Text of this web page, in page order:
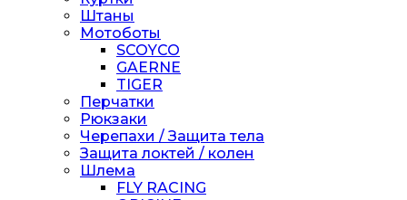
Штаны
Мотоботы
SCOYCO
GAERNE
TIGER
Перчатки
Рюкзаки
Черепахи / Защита тела
Защита локтей / колен
Шлема
FLY RACING